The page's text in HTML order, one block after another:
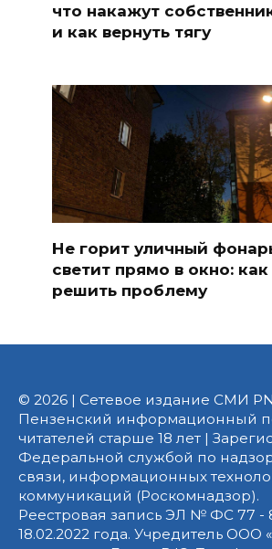
что накажут
и как вернуть тягу
Не горит уличный
светит прямо в окно:
решить проблему
© 2026 | Сетевое издание СМИ
Пензенский информационный
читателей старше 18 лет |
Федеральной службой по
связи, информационных
коммуникаций (Роскомнадзор).
Реестровая запись ЭЛ № ФС 77 -
18.02.2022 года. Учредитель ООО